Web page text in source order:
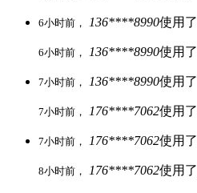
6小时前， 136****8990使用了
6小时前， 136****8990使用了
7小时前， 136****8990使用了
7小时前， 176****7062使用了
7小时前， 176****7062使用了
8小时前， 176****7062使用了